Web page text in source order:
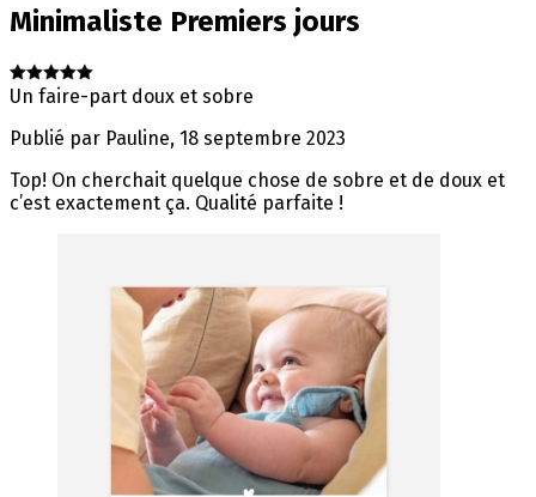
Minimaliste Premiers jours
Un faire-part doux et sobre
Publié par Pauline, 18 septembre 2023
Top! On cherchait quelque chose de sobre et de doux et
c’est exactement ça. Qualité parfaite !